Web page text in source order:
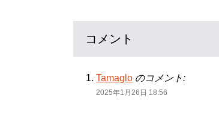
コメント
Tamaglo のコメント:
2025年1月26日 18:56